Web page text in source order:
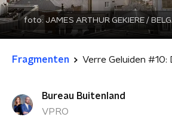
foto: JAMES ARTHUR GEKIERE /
Fragmenten
Bureau Buitenland
VPRO